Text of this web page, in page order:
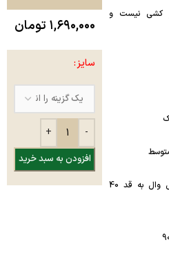
کشی نیست و
آستر جنس وال به قد 40
۱,۶۹۰,۰۰۰ تومان
سایز
افزودن به سبد خرید